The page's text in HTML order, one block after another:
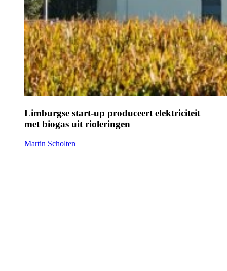
Limburgse start-up produceert elektriciteit
met biogas uit rioleringen
Martin Scholten